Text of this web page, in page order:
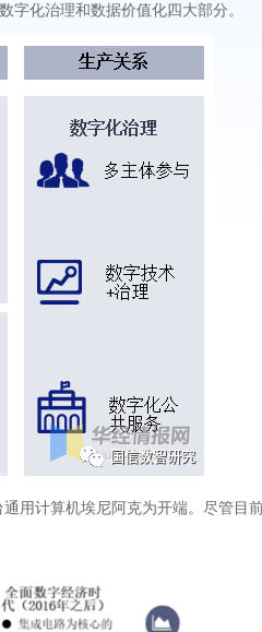
字化治理和数据价值化四大部分。
用计算机埃尼阿克为开端。尽管目